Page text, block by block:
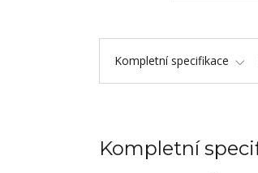
Kompletní specifikace
Kompletní